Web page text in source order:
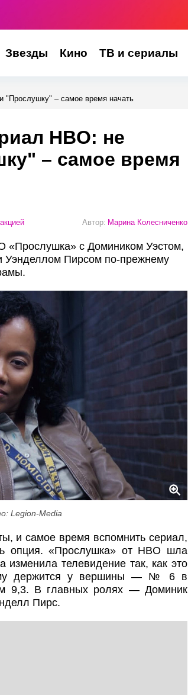
Звезды Кино ТВ и сериалы
"Прослушку" – самое время начать
HBO: не
– самое время
Автор: Марина Колесниченко
«Прослушка» с Домиником Уэстом,
Пирсом по‑прежнему
Legion-Media
и самое время вспомнить сериал,
опция. «Прослушка» от HBO шла
изменила телевидение так, как это
держится у вершины — № 6 в
9,3. В главных ролях — Доминик
Пирс.